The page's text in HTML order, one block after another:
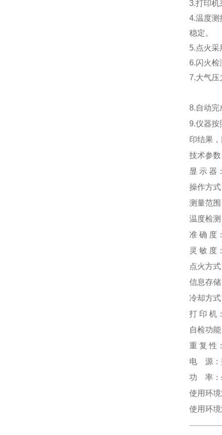
3.打印机
4.温度测
稳定。
5.点火
6.闪火检
7.大气压
8.自动完
9.仪器
印结果
技术参
显 示 器
操作方
测量范
温度检
准 确
灵 敏 度
点火方
信息存
冷却方
打 印 机
自检功
重 复 性
电 源：
功 率：
使用环
使用环